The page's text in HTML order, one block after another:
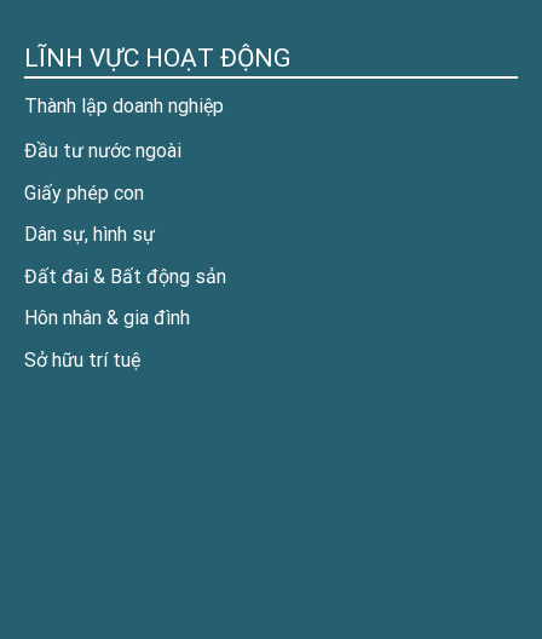
LĨNH VỰC HOẠT ĐỘNG
Thành lập doanh nghiệp
Đầu tư nước ngoài
Giấy phép con
Dân sự, hình sự
Đất đai & Bất động sản
Hôn nhân & gia đình
Sở hữu trí tuệ